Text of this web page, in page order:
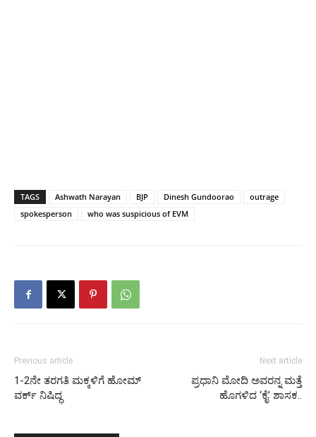
TAGS Ashwath Narayan BJP Dinesh Gundoorao
outrage
spokesperson
who was suspicious of EVM
Previous article
1-2ನೇ ತರಗತಿ ಮಕ್ಕಳಿಗೆ ಹೋಮ್‌
ವರ್ಕ್‌ ನಿಷಿದ್ಧ
Next article
ಪ್ರಧಾನಿ ಮೋದಿ ಅವರನ್ನ ಮತ್ತೆ
ಹೊಗಳಿದ ‘ಕೈ’ ಶಾಸಕ..